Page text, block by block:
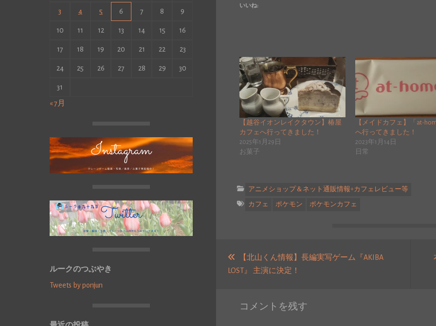
3 4 5 6 7 8 9
10 11 12 13 14 15 16
17 18 19 20 21 22 23
24 25 26 27 28 29 30
31
« 7月
ルークのつぶやき
Tweets by ponjun
いいね:
【越谷イオンレイクタウン】椿屋
カフェへ行ってきました！
2025年1月29日
お菓子
【メイドカフェ】「at-
へ行ってきました！
2023年1月14日
日常
アニメショップ＆ネット通販情報+カフェレビュー等
カフェ ポケモン ポケモンカフェ
【北山くん情報】長編実写ゲーム『AKIBA
LOST』 主演に決定！
投
コメントを残す